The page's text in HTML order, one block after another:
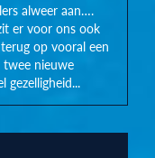
alweer aan….
er voor ons ook
op vooral een
twee nieuwe
gezelligheid...